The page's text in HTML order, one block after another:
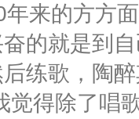
年来的方方
的就是到
练歌，陶
得除了唱歌